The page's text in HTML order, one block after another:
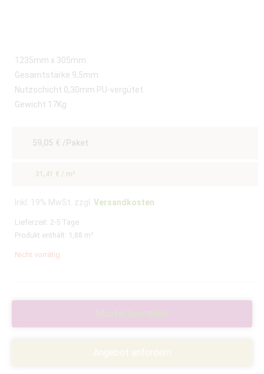
1235mm x 305mm
Gesamtstärke 9,5mm
Nutzschicht 0,30mm PU-vergütet
Gewicht 17Kg
59,05 € /Paket
31,41 € / m²
Inkl. 19% MwSt. zzgl. Versandkosten
Lieferzeit: 2-5 Tage
Produkt enthält: 1,88 m²
Nicht vorrätig